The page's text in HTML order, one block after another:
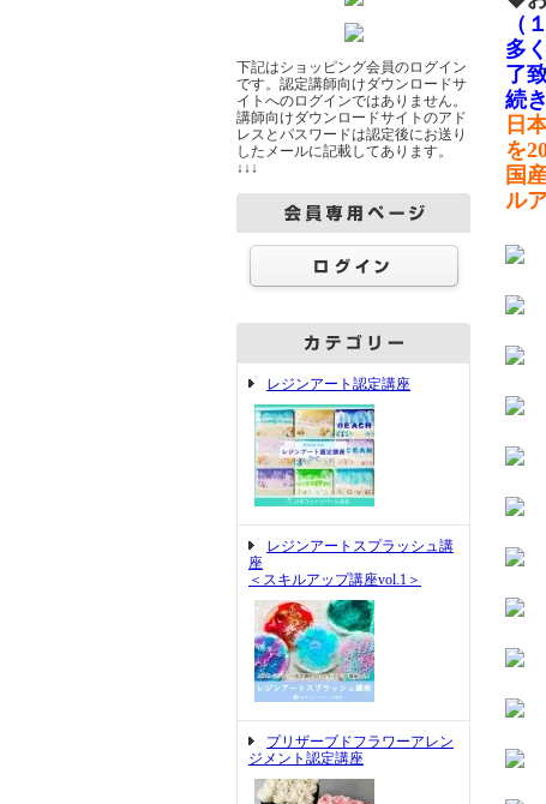
下記はショッピング会員のログイン
です。認定講師向けダウンロードサ
イトへのログインではありません。
講師向けダウンロードサイトのアド
レスとパスワードは認定後にお送り
したメールに記載してあります。
↓↓↓
レジンアート認定講座
レジンアートスプラッシュ講
座
＜スキルアップ講座vol.1＞
プリザーブドフラワーアレン
ジメント認定講座
（
多
了
続
日
を
国
ル